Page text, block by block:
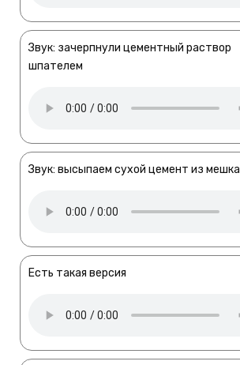
Звук: зачерпнули цементный раствор
шпателем
Звук: высыпаем сухой цемент из мешка
Есть такая версия